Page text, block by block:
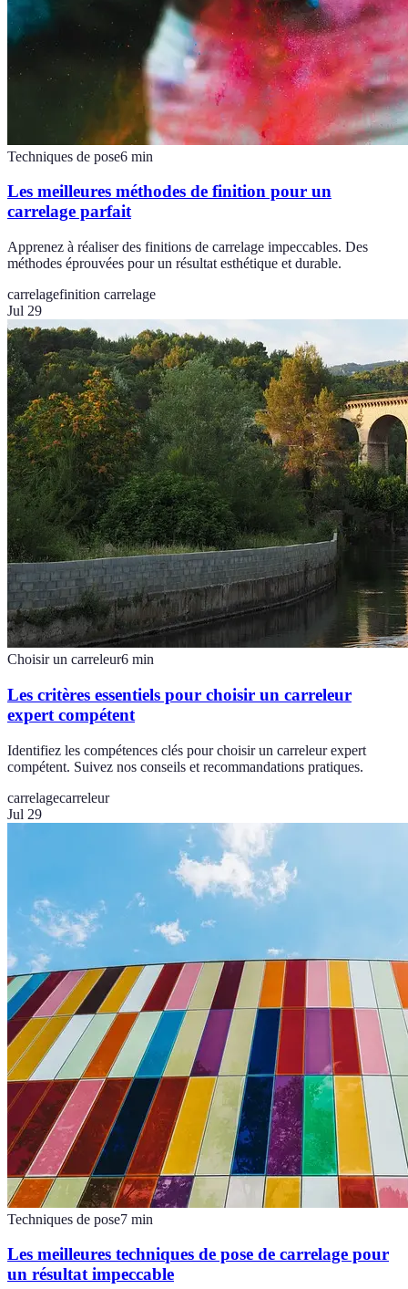
Techniques de pose6 min
Les meilleures méthodes de finition pour un
carrelage parfait
Apprenez à réaliser des finitions de carrelage impeccables. Des
méthodes éprouvées pour un résultat esthétique et durable.
carrelagefinition carrelage
Jul 29
Choisir un carreleur6 min
Les critères essentiels pour choisir un carreleur
expert compétent
Identifiez les compétences clés pour choisir un carreleur expert
compétent. Suivez nos conseils et recommandations pratiques.
carrelagecarreleur
Jul 29
Techniques de pose7 min
Les meilleures techniques de pose de carrelage pour
un résultat impeccable